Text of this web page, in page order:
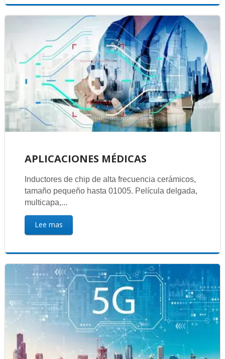
APLICACIONES MÉDICAS
Inductores de chip de alta frecuencia cerámicos,
tamaño pequeño hasta 01005. Película delgada,
multicapa,...
Lee mas